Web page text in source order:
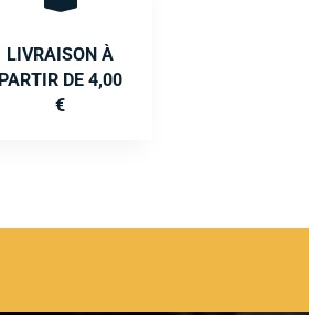
LIVRAISON À
PARTIR DE 4,00
€